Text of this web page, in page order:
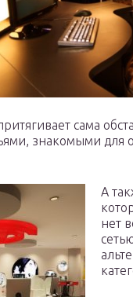
сама
знакомыми
А
нет